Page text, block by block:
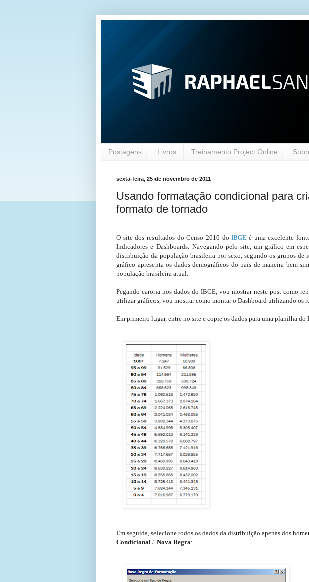
Postagens Livros Treinamento Project Online
sexta-feira, 25 de novembro de 2011
Usando formatação condicional para
formato de tornado
O site dos resultados do Censo 2010 doIBGE é uma excelente
Indicadores e Dashboards. Navegando pelo site, um gráfico em
distribuição da população brasileira por sexo, segundo os grupos de
gráfico apresenta os dados demográficos do país de maneira bem
população brasileira atual.
Pegando carona nos dados do IBGE, vou mostrar neste post como
utilizar gráficos, vou mostrar como montar o Dashboard utilizando os
Em primeiro lugar, entre no site e copie os dados para uma planilha do
Em seguida, selecione todos os dados da distribuição apenas dos
Condicional à Nova Regra: